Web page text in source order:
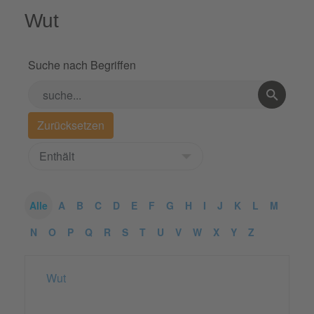
Wut
Suche nach Begriffen
Alle A B C D E F G H I J K L
M
N
O P Q R S T U V W X Y Z
Wut